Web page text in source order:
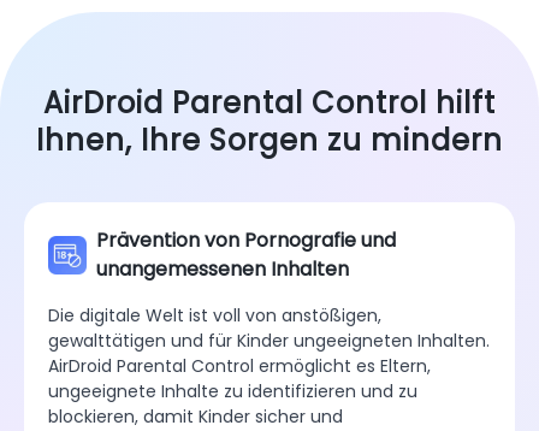
AirDroid Parental Control hilft
Ihnen, Ihre Sorgen zu mindern
Prävention von Pornografie und
unangemessenen Inhalten